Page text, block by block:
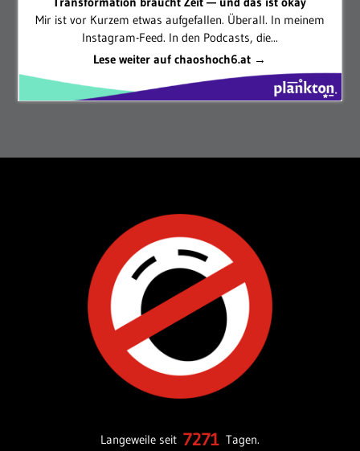
Mir ist vor Kurzem etwas aufgefallen. Überall. In meinem
Instagram-Feed. In den Podcasts, die...
Lese weiter auf chaoshoch6.at →
Langeweile seit 7271 Tagen.